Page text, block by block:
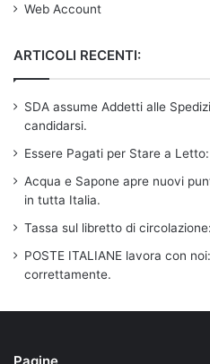
Web Account
ARTICOLI RECENTI:
SDA assume Addetti alle
candidarsi.
Essere Pagati per Stare a
Acqua e Sapone apre nuovi
in tutta Italia.
Tassa sul libretto di
POSTE ITALIANE lavora con
correttamente.
Pagine